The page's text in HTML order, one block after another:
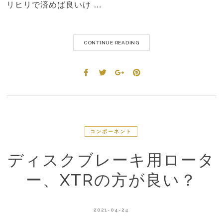
リヒリで済めば良いけ …
CONTINUE READING
コンポーネント
ディスクブレーキ用ロータ
ー、XTRの方が良い？
2021-04-24